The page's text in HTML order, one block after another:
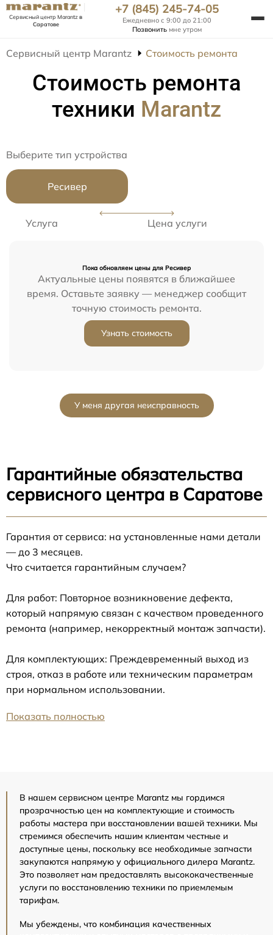
Сервисный центр Marantzв
Саратове
+7 (845) 245-74-05
Ежедневно с 9:00 до 21:00
Позвонить мне утром
Сервисный центр Marantz Стоимость ремонта
Стоимость ремонта
техники Marantz
Выберите тип устройства
Ресивер
Услуга Цена услуги
Пока обновляем цены для Ресивер
Актуальные цены появятся в ближайшее
время. Оставьте заявку — менеджер сообщит
точную стоимость ремонта.
Узнать стоимость
У меня другая неисправность
Гарантийные обязательства
сервисного центра в Саратове
Гарантия от сервиса: на установленные нами детали
— до 3 месяцев.
Что считается гарантийным случаем?
Для работ: Повторное возникновение дефекта,
который напрямую связан с качеством проведенного
ремонта (например, некорректный монтаж запчасти).
Для комплектующих: Преждевременный выход из
строя, отказ в работе или техническим параметрам
при нормальном использовании.
Показать полностью
В нашем сервисном центре Marantz мы гордимся
прозрачностью цен на комплектующие и стоимость
работы мастера при восстановлении вашей техники. Мы
стремимся обеспечить нашим клиентам честные и
доступные цены, поскольку все необходимые запчасти
закупаются напрямую у официального дилера Marantz.
Это позволяет нам предоставлять высококачественные
услуги по восстановлению техники по приемлемым
тарифам.
Мы убеждены, что комбинация качественных